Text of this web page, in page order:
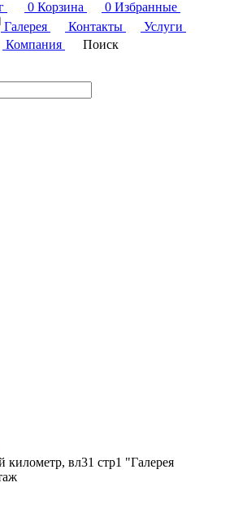
0 Корзина 0 Избранные
Галерея Контакты
Услуги
Компания
Поиск
вл31 стр1 "Галерея